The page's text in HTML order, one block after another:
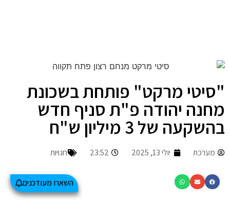
"סיטי מרקט" פותחת בשכונת
מחנה יהודה פ"ת סניף חדש
בהשקעה של 3 מיליון ש"ח
מערכת יולי 13, 2025 23:52 חנויות
השארו מעודכנים